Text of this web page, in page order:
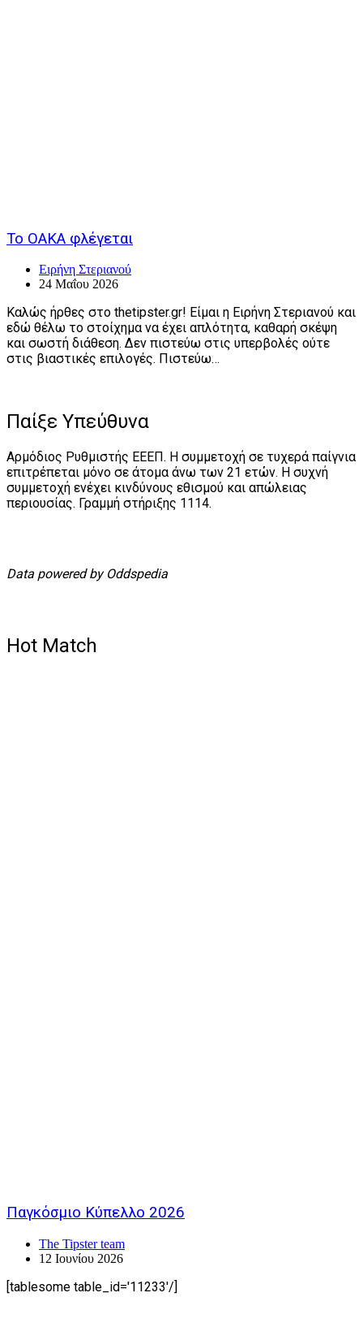
Το ΟΑΚΑ φλέγεται
Ειρήνη Στεριανού
24 Μαΐου 2026
Καλώς ήρθες στο thetipster.gr! Είμαι η Ειρήνη Στεριανού και
εδώ θέλω το στοίχημα να έχει απλότητα, καθαρή σκέψη
και σωστή διάθεση. Δεν πιστεύω στις υπερβολές ούτε
στις βιαστικές επιλογές. Πιστεύω…
Παίξε Υπεύθυνα
Αρμόδιος Ρυθμιστής ΕΕΕΠ. Η συμμετοχή σε τυχερά παίγνια
επιτρέπεται μόνο σε άτομα άνω των 21 ετών. Η συχνή
συμμετοχή ενέχει κινδύνους εθισμού και απώλειας
περιουσίας. Γραμμή στήριξης 1114.
Data powered by Oddspedia
Hot Match
Παγκόσμιο Κύπελλο 2026
The Tipster team
12 Ιουνίου 2026
[tablesome table_id='11233'/]